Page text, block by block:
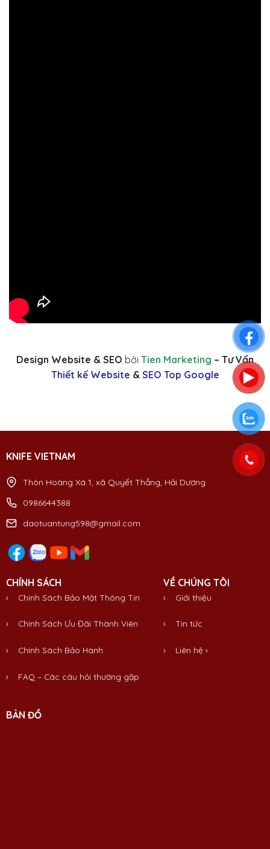
Design Website & SEO bởi Tien Marketing – Tư Vấn
Thiết kế Website & SEO Top Google
KNIFE VIETNAM
Thôn Hoàng Xá 1, xã Quyết Thắng, Hải Dương
0986644388
daotuantung598@gmail.com
CHÍNH SÁCH
› Chính Sách Bảo Mật Thông Tin
› Chính Sách Ưu Đãi Thành Viên
› Chính Sách Bảo Hành
› FAQ – Các câu hỏi thường gặp
VỀ CHÚNG TÔI
› Giới thiệu
›Tin tức
› Liên hệ ›
BẢN ĐỒ